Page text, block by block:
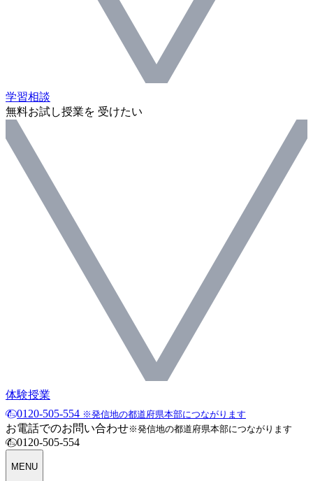
学習相談
無料お試し授業を 受けたい
体験授業
0120-505-554 ※発信地の都道府県本部につながります
お電話でのお問い合わせ※発信地の都道府県本部につながります
0120-505-554
MENU